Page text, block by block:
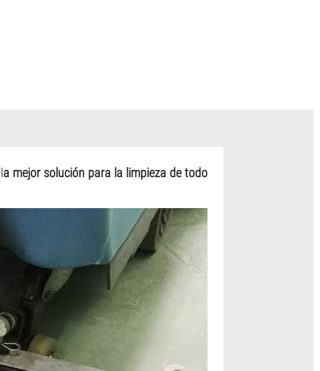
a mejor solución para la limpieza de todo